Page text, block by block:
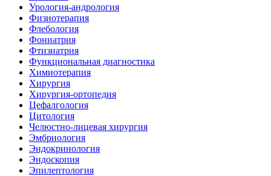
Урология-андрология
Физиотерапия
Флебология
Фониатрия
Фтизиатрия
Функциональная диагностика
Химиотерапия
Хирургия
Хирургия-ортопедия
Цефалгология
Цитология
Челюстно-лицевая хирургия
Эмбриология
Эндокринология
Эндоскопия
Эпилептология